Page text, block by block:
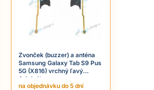
Zvonček (buzzer) a anténa
Samsung Galaxy Tab S9 Pus
5G (X816) vrchný ľavý
Originál
na objednávku do 5 dní